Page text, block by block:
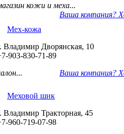
кожи и меха...
Ваша компания?
Мех-кожа
Владимир Дворянская, 10
903-830-71-89
Ваша компания?
Меховой шик
Владимир Тракторная, 45
960-719-07-98